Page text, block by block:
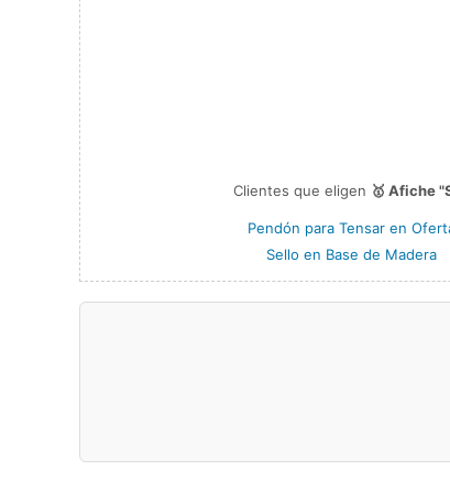
Clientes que eligen 🥇 Afiche
Pendón para Tensar en
Sello en Base de Madera